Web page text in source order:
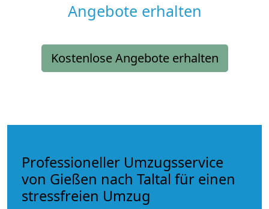
Angebote erhalten
Kostenlose Angebote erhalten
Professioneller Umzugsservice
von Gießen nach Taltal für einen
stressfreien Umzug